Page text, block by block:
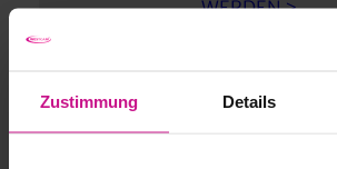
Zustimmung Details
WERDEN >
Termine & Preise